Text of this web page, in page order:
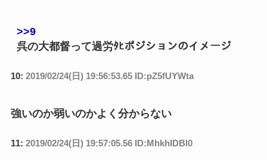
>>9
呉の大都督って過労ﾀﾋポジションのイメージ
10: 2019/02/24(日) 19:56:53.65 ID:pZ5fUYWta
強いのか弱いのかよく分からない
11: 2019/02/24(日) 19:57:05.56 ID:MhkhIDBl0